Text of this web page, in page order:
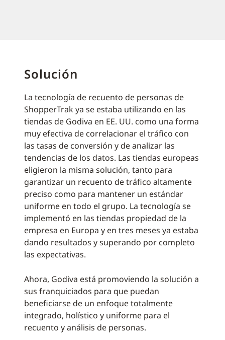
Solución
La tecnología de recuento de personas de
ShopperTrak ya se estaba utilizando en las
tiendas de Godiva en EE. UU. como una forma
muy efectiva de correlacionar el tráfico con
las tasas de conversión y de analizar las
tendencias de los datos. Las tiendas europeas
eligieron la misma solución, tanto para
garantizar un recuento de tráfico altamente
preciso como para mantener un estándar
uniforme en todo el grupo. La tecnología se
implementó en las tiendas propiedad de la
empresa en Europa y en tres meses ya estaba
dando resultados y superando por completo
las expectativas.
Ahora, Godiva está promoviendo la solución a
sus franquiciados para que puedan
beneficiarse de un enfoque totalmente
integrado, holístico y uniforme para el
recuento y análisis de personas.